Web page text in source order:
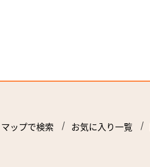
マップで検索 お気に入り一覧